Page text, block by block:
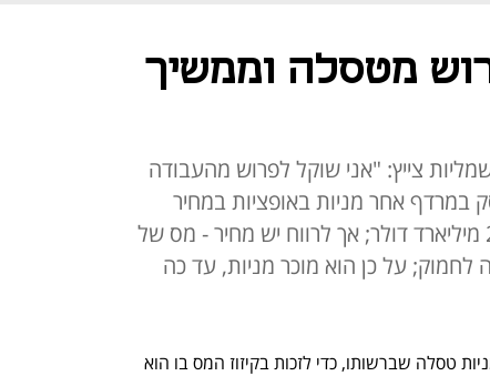
מטסלה וממשיך
צייץ: "אני שוקל לפרוש מהעבודה
במרדף אחר מניות באופציות במחיר
חלומי, כשהרווח הצפוי עומד על 28 מיליארד דולר; אך לרווח יש מחיר - מס של
לחמוק; על כן הוא מוכר מניות, עד כה